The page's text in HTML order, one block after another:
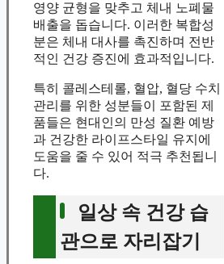
영양 균형을 맞추고 체내 노폐물
배출을 돕습니다. 이러한 복합성
분은 체내 대사를 촉진하며 전반
적인 건강 증진에 효과적입니다.
특히 콜레스테롤, 혈압, 혈당 수치
관리를 위한 성분들이 포함된 제
품들은 현대인의 만성 질환 예방
과 건강한 라이프스타일 유지에
도움을 줄 수 있어 적극 추천됩니
다.
일상 속 건강 습
관으로 자리잡기